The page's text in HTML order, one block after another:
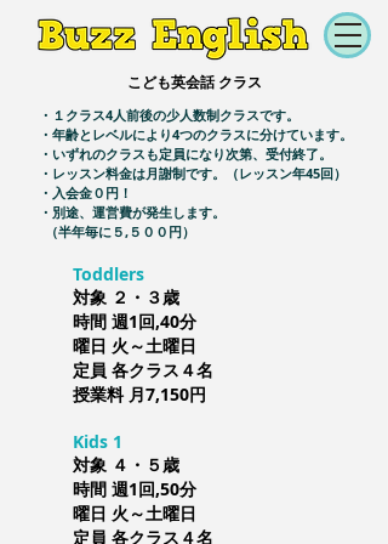
こども英会話 クラス
・１クラス4人前後の少人数制クラスです。
・年齢とレベルにより4つのクラスに分けています。
・いずれのクラスも定員になり次第、受付終了。
・レッスン料金は月謝制です。（レッスン年45回）
・入会金０円！
・別途、運営費が発生します。
（半年毎に５,５００円）
Toddlers
対象 ２・３歳
時間 週1回,40分
曜日 火～土曜日
定員 各クラス４名
授業料 月7,150円
Kids 1
対象 ４・５歳
時間 週1回,50分
曜日 火～土曜日
定員 各クラス４名